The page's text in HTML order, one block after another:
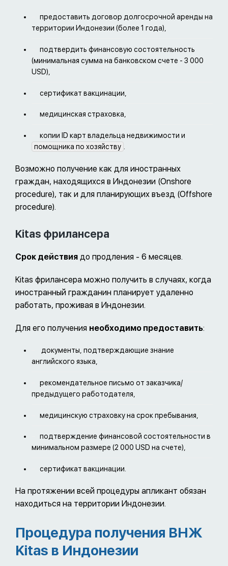
предоставить договор долгосрочной аренды на
территории Индонезии (более 1 года),
подтвердить финансовую состоятельность
(минимальная сумма на банковском счете - 3 000
USD),
сертификат вакцинации,
медицинская страховка,
копии ID карт владельца недвижимости и
помощника по хозяйству
Возможно получение как для иностранных
граждан, находящихся в Индонезии (Onshore
procedure), так и для планирующих въезд (Offshore
procedure).
Kitas фрилансера
Срок действия до продления - 6 месяцев.
Kitas фрилансера можно получить в случаях, когда
иностранный гражданин планирует удаленно
работать, проживая в Индонезии.
Для его получения необходимо предоставить:
документы, подтверждающие знание
английского языка,
рекомендательное письмо от заказчика/
предыдущего работодателя,
медицинскую страховку на срок пребывания,
подтверждение финансовой состоятельности в
минимальном размере (2 000 USD на счете),
сертификат вакцинации.
На протяжении всей процедуры апликант обязан
находиться на территории Индонезии.
Процедура получения ВНЖ
Kitas в Индонезии